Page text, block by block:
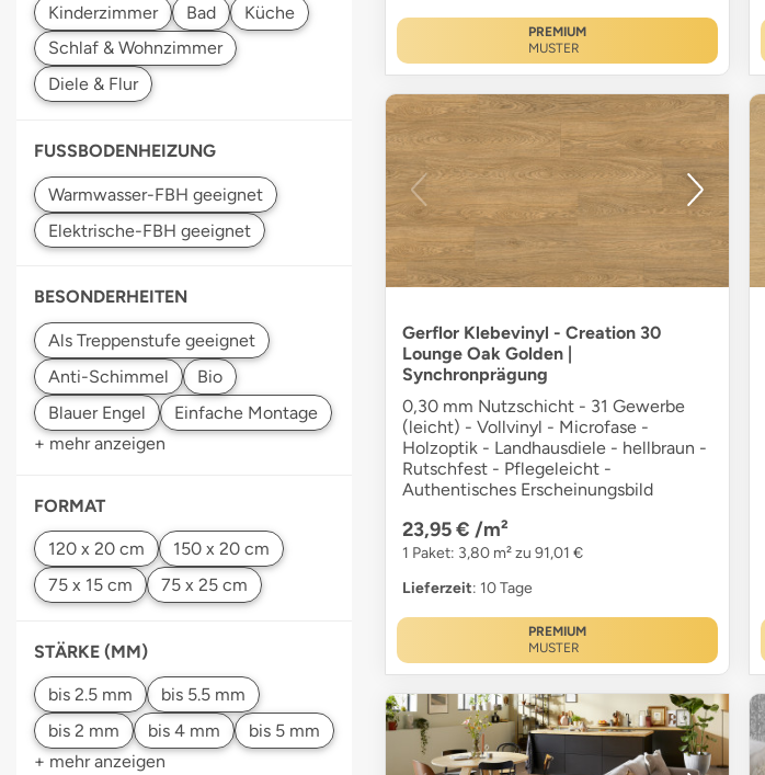
FUSSBODENHEIZUNG
BESONDERHEITEN
+ mehr anzeigen
FORMAT
STÄRKE (MM)
+ mehr anzeigen
PREMIUM
MUSTER
Gerflor Klebevinyl - Creation 30
Lounge Oak Golden |
Synchronprägung
0,30 mm Nutzschicht - 31 Gewerbe
(leicht) - Vollvinyl - Microfase -
Holzoptik - Landhausdiele - hellbraun -
Rutschfest - Pflegeleicht -
Authentisches Erscheinungsbild
23,95 € /m²
1 Paket: 3,80 m² zu 91,01 €
Lieferzeit: 10 Tage
PREMIUM
MUSTER